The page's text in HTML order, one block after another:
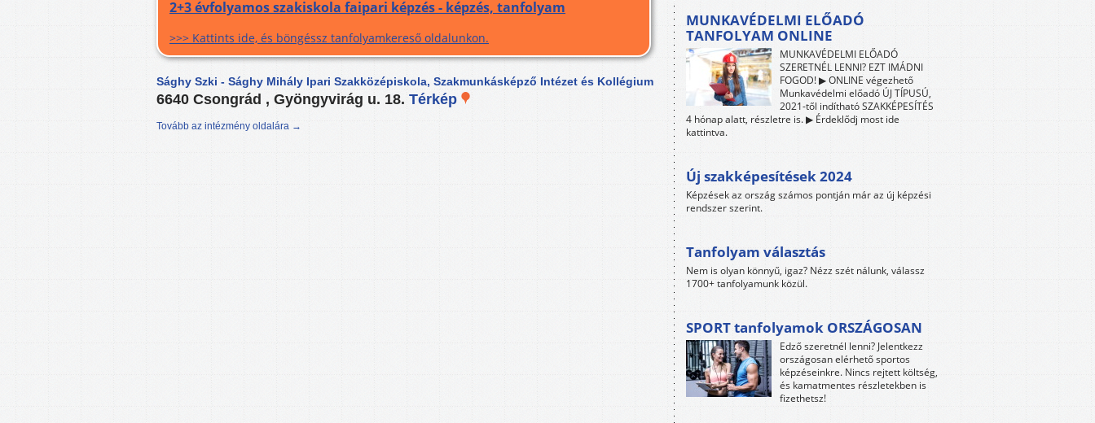
2+3 évfolyamos szakiskola faipari képzés - képzés, tanfolyam
>>> Kattints ide, és böngéssz tanfolyamkereső oldalunkon.
Sághy Szki - Sághy Mihály Ipari Szakközépiskola, Szakmunkásképző Intézet és Kollégium
6640 Csongrád , Gyöngyvirág u. 18. Térkép
Tovább az intézmény oldalára →
MUNKAVÉDELMI ELŐADÓ
TANFOLYAM ONLINE
MUNKAVÉDELMI ELŐADÓ
SZERETNÉL LENNI? EZT IMÁDNI
FOGOD! ▶ ONLINE végezhető
Munkavédelmi előadó ÚJ TÍPUSÚ,
2021-től indítható SZAKKÉPESÍTÉS
4 hónap alatt, részletre is. ▶ Érdeklődj most ide
kattintva.
Új szakképesítések 2024
Képzések az ország számos pontján már az új képzési
rendszer szerint.
Tanfolyam választás
Nem is olyan könnyű, igaz? Nézz szét nálunk, válassz
1700+ tanfolyamunk közül.
SPORT tanfolyamok ORSZÁGOSAN
Edző szeretnél lenni? Jelentkezz
országosan elérhető sportos
képzéseinkre. Nincs rejtett költség,
és kamatmentes részletekben is
fizethetsz!